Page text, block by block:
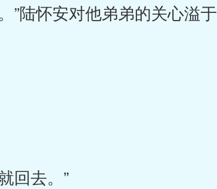
”陆怀安对他弟弟的关心溢于
回去。”